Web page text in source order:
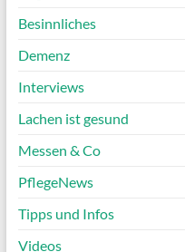
Besinnliches
Demenz
Interviews
Lachen ist gesund
Messen & Co
PflegeNews
Tipps und Infos
Videos